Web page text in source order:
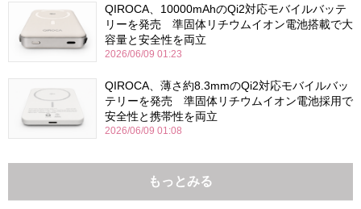
QIROCA、10000mAhのQi2対応モバイルバッテ
リーを発売 準固体リチウムイオン電池搭載で大
容量と安全性を両立
2026/06/09 01:23
QIROCA、薄さ約8.3mmのQi2対応モバイルバッ
テリーを発売 準固体リチウムイオン電池採用で
安全性と携帯性を両立
2026/06/09 01:08
もっとみる